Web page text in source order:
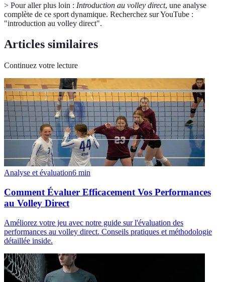
> Pour aller plus loin : Introduction au volley direct, une analyse
complète de ce sport dynamique. Recherchez sur YouTube :
"introduction au volley direct".
Articles similaires
Continuez votre lecture
Analyse et évaluation6 min
Comment Évaluer Efficacement Vos Performances
au Volley Direct
Améliorez votre jeu avec notre guide sur l'évaluation des
performances au volley direct. Conseils pratiques et méthodologie
détaillée inside.